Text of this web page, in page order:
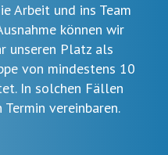
Arbeit und ins Team
können wir
unseren Platz als
von mindestens 10
In solchen Fällen
vereinbaren.